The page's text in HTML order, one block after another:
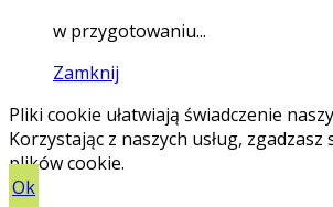
w przygotowaniu...
Zamknij
Pliki cookie ułatwiają świadczenie
Korzystając z naszych usług, zgadzasz
plików cookie.
Ok